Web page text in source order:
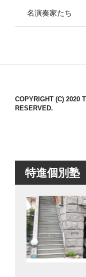
名演奏家たち
COPYRIGHT (C) 2020
RESERVED.
特進個別